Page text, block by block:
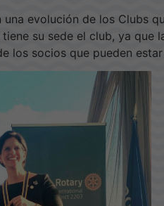
evolución de los Clubs
su sede el club, ya que
los socios que pueden